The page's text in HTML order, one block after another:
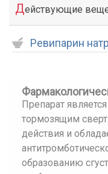
Действующие
Ревипарин
Препарат
тормозящим
действия и
образованию